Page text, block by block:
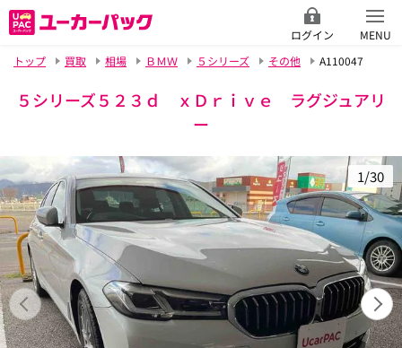
ログイン
MENU
トップ
買取 相場 ＢＭＷ ５シリーズ その他 A110047
５シリーズ５２３ｄ ｘＤｒｉｖｅ ラグジュアリ
ー
1/30